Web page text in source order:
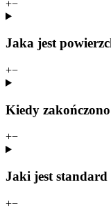
+−
Jaka jest
+−
Kiedy
+−
Jaki jest
+−